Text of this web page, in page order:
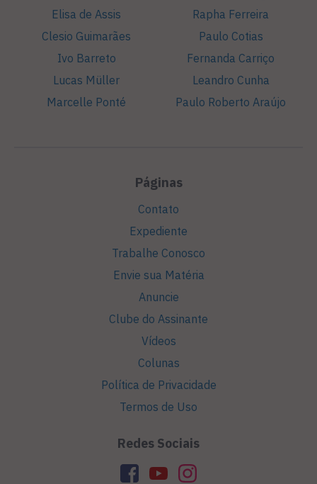
Elisa de Assis
Clesio Guimarães
Ivo Barreto
Lucas Müller
Marcelle Ponté
Rapha Ferreira
Paulo Cotias
Fernanda Carriço
Leandro Cunha
Paulo Roberto Araújo
Páginas
Contato
Expediente
Trabalhe Conosco
Envie sua Matéria
Anuncie
Clube do Assinante
Vídeos
Colunas
Política de Privacidade
Termos de Uso
Redes Sociais